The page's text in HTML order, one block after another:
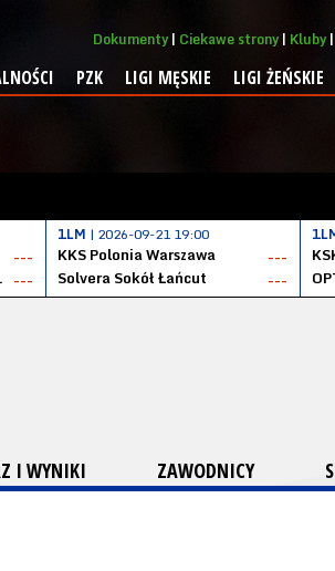
Dokumenty Ciekawe strony Kluby
PZK LIGI MĘSKIE LIGI ŻEŃSKIE
---
---
1LM | 2026-09-21 19:00
KKS Polonia Warszawa
---
Solvera Sokół Łańcut
---
I WYNIKI ZAWODNICY